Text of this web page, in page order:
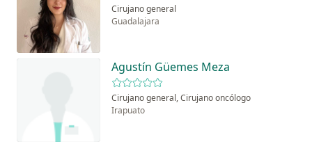
Cirujano general
Guadalajara
Agustín Güemes Meza
Cirujano general, Cirujano oncólogo
Irapuato